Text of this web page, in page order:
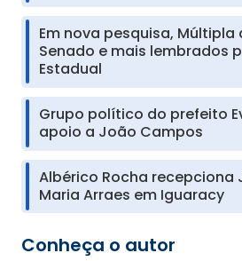
Em nova pesquisa,
Senado e mais lembrados
Estadual
Grupo político do prefeito
apoio a João Campos
Albérico Rocha recepciona
Maria Arraes em Iguaracy
Conheça o autor